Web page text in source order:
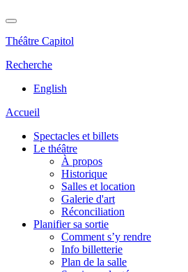
Théâtre Capitol
Recherche
English
Accueil
Spectacles et billets
Le théâtre
À propos
Historique
Salles et location
Galerie d'art
Réconciliation
Planifier sa sortie
Comment s’y rendre
Info billetterie
Plan de la salle